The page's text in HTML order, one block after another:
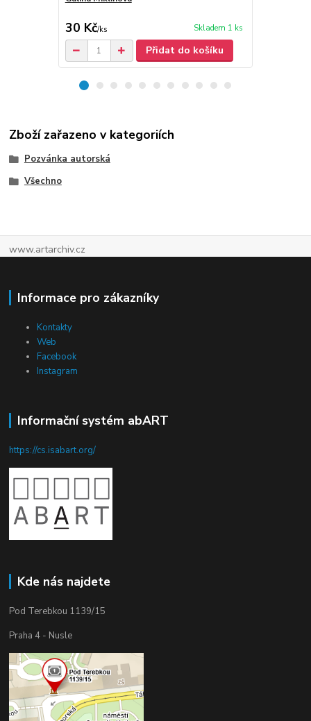
30 Kč/ks Skladem 1 ks
Přidat do košíku
Zboží zařazeno v kategoriích
Pozvánka autorská
Všechno
www.artarchiv.cz
Informace pro zákazníky
Kontakty
Web
Facebook
Instagram
Informační systém abART
https://cs.isabart.org/
Kde nás najdete
Pod Terebkou 1139/15
Praha 4 - Nusle